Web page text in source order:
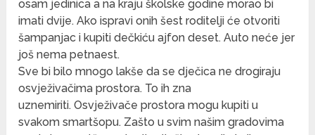
osam jedinica a na kraju školske godine morao bi
imati dvije. Ako ispravi onih šest roditelji će otvoriti
šampanjac i kupiti dečkiću ajfon deset. Auto neće jer
još nema petnaest.
Sve bi bilo mnogo lakše da se dječica ne drogiraju
osvježivačima prostora. To ih zna
uznemiriti. Osvježivače prostora mogu kupiti u
svakom smartšopu. Zašto u svim našim gradovima